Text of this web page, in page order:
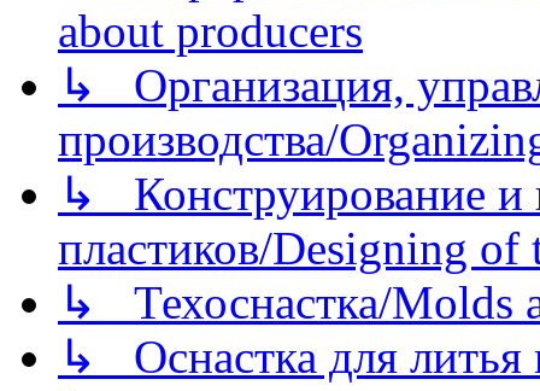
about producers
↳ Организация,
производства/
↳ Конструирование и
пластиков/Designing of
↳ Техоснастка/Molds
↳ Оснастка для литья